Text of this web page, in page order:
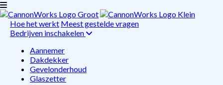
Hoe het werkt Meest gestelde vragen
Bedrijven inschakelen
Aannemer
Dakdekker
Gevelonderhoud
Glaszetter